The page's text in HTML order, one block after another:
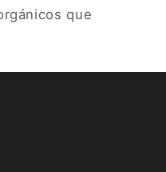
que